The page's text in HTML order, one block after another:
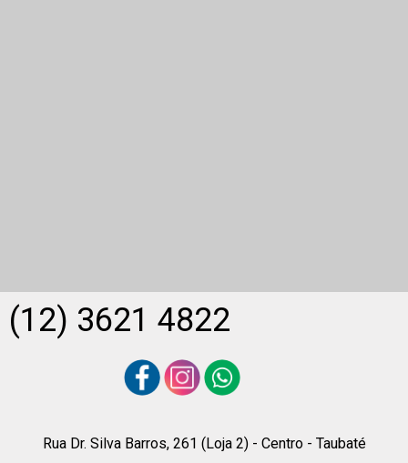
(12) 3621 4822
Rua Dr. Silva Barros, 261 (Loja 2) - Centro - Taubaté